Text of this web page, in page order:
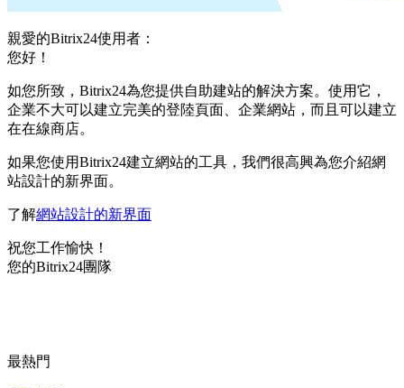
親愛的Bitrix24使用者：
您好！
如您所致，Bitrix24為您提供自助建站的解決方案。使用它，
企業不大可以建立完美的登陸頁面、企業網站，而且可以建立
在在線商店。
如果您使用Bitrix24建立網站的工具，我們很高興為您介紹網
站設計的新界面。
了解網站設計的新界面
祝您工作愉快！
您的Bitrix24團隊
最熱門